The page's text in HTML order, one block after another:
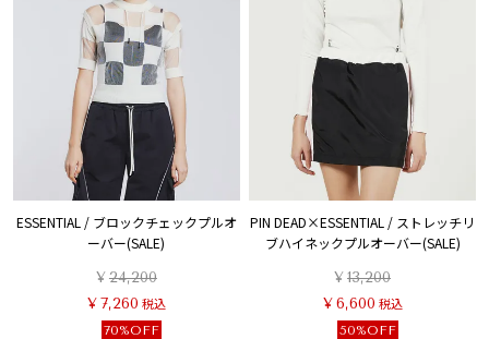
ESSENTIAL / ブロックチェックプルオ
ーバー(SALE)
¥24,200
¥7,260 税込
70%OFF
PIN DEAD×ESSENTIAL / ストレッチリ
ブハイネックプルオーバー(SALE)
¥13,200
¥ 6,600 税込
50%OFF